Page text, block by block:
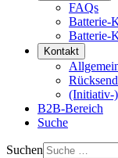
FAQs
Batterie-
Batterie-
Kontakt
(Initiativ-
B2B-Bereich
Suche
Suchen